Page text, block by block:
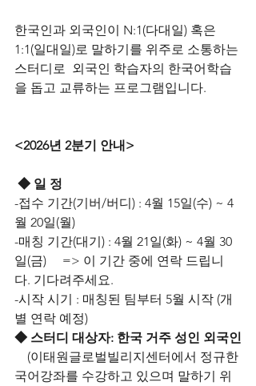
한국인과 외국인이 N:1(다대일) 혹은
1:1(일대일)로 말하기를 위주로 소통하는
스터디로  외국인 학습자의 한국어학습
을 돕고 교류하는 프로그램입니다.
<2026년 2분기 안내>
﻿◆ 일 정
-접수 기간(기버/버디) : 4월 15일(수) ~ 4
월 20일(월)
-매칭 기간(대기) : 4월 21일(화) ~ 4월 30
일(금)     => 이 기간 중에 연락 드립니
다. 기다려주세요.
-시작 시기 : 매칭된 팀부터 5월 시작 (개
별 연락 예정)
◆ ﻿스터디 대상자: 한국 거주 성인 외국인
(이태원글로벌빌리지센터에서 정규한
국어강좌를 수강하고 있으며 말하기 위